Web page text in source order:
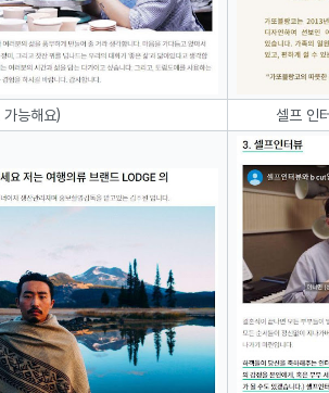
능해요) 셀프 인